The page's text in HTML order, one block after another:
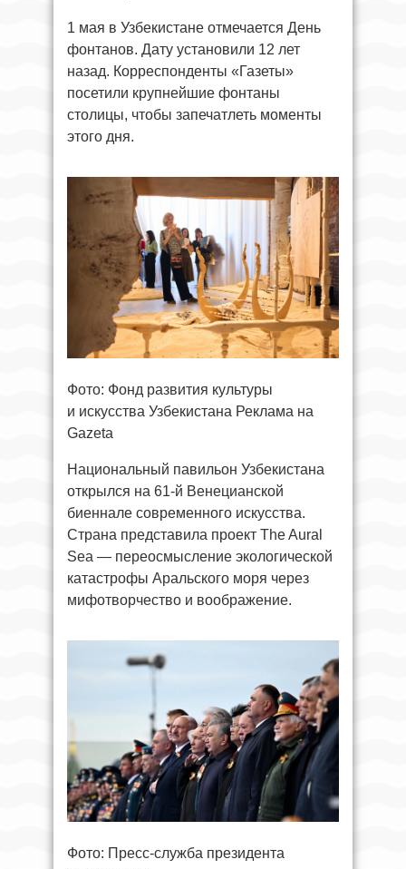
1 мая в Узбекистане отмечается День
фонтанов. Дату установили 12 лет
назад. Корреспонденты «Газеты»
посетили крупнейшие фонтаны
столицы, чтобы запечатлеть моменты
этого дня.
Фото: Фонд развития культуры
и искусства Узбекистана Реклама на
Gazeta
Национальный павильон Узбекистана
открылся на 61-й Венецианской
биеннале современного искусства.
Страна представила проект The Aural
Sea — переосмысление экологической
катастрофы Аральского моря через
мифотворчество и воображение.
Фото: Пресс-служба президента